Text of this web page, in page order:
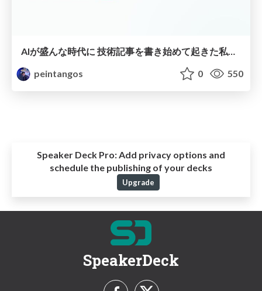
AIが盛んな時代に 技術記事を書き始めて起きた私の中での小さな変化
peintangos
0 550
Speaker Deck Pro:Add privacy options and
schedule the publishing of your decks
Upgrade
SpeakerDeck